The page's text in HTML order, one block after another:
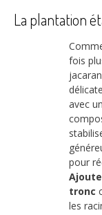
La plantation
fois
avec
pour
tronc
les